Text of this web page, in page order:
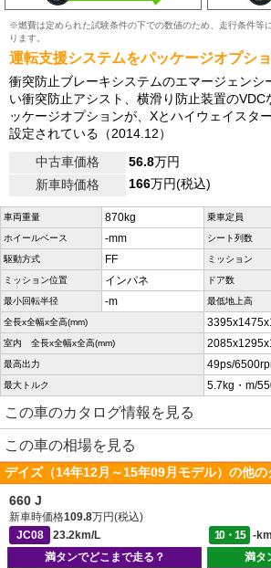
※燃費は定められた試験条件の下での数値のため、走行条件等
ります。
運転支援システムをパッケージオプシ
衝突防止ブレーキシステムのエマージェンシ
い衝突防止アシスト、横滑り防止装置の
ッケージオプションが、Xとハイウェイスタ
設定されている（2014.12）
中古車価格
56.8万円
新車時価格
166万円(税込)
車両重量 870kg 乗車定員
ホイールベース -mm シート列数
駆動方式 FF ミッション
ミッション位置 インパネ ドア数
最小回転半径 -m 最低地上高
全長x全幅x全高(mm)
室内 全長x全幅x全高(mm)
最高出力 49ps/
最大トルク 5.7kg・m/
この車のカタログ情報を見る
この車の相場を見る
デイズ（14年12月～15年09月モデル）の他の
660 J
新車時価格109.8万円(税込)
JC08
23.2km/L 10・15
-
満タンでどこまで走る？
満タ